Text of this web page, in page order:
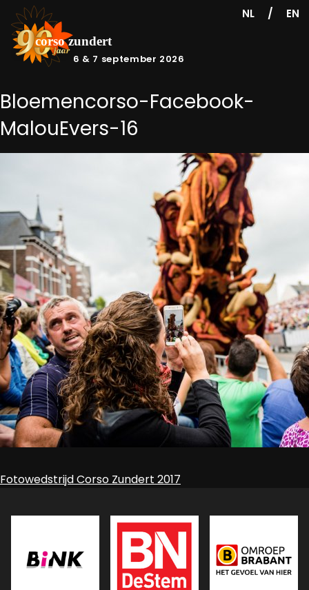
6 & 7 september 2026
NL / EN
Bloemencorso-Facebook-
MalouEvers-16
Bericht
Fotowedstrijd Corso Zundert 2017